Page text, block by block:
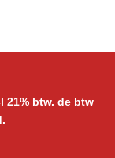
21% btw. de btw